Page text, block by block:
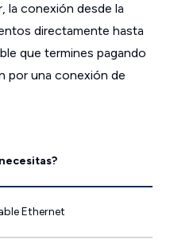
la conexión desde la
directamente hasta
que termines pagando
por una conexión de
Ethernet